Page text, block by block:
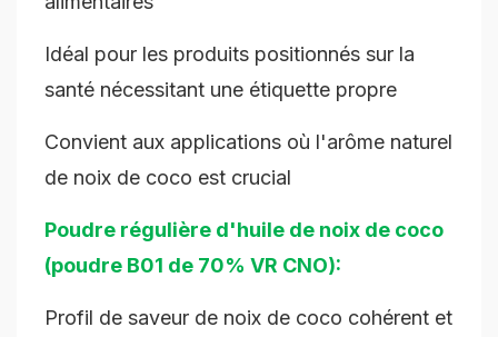
Idéal pour les produits positionnés sur la
santé nécessitant une étiquette propre
Convient aux applications où l'arôme naturel
de noix de coco est crucial
Poudre régulière d'huile de noix de coco
(poudre B01 de 70% VR CNO):
Profil de saveur de noix de coco cohérent et